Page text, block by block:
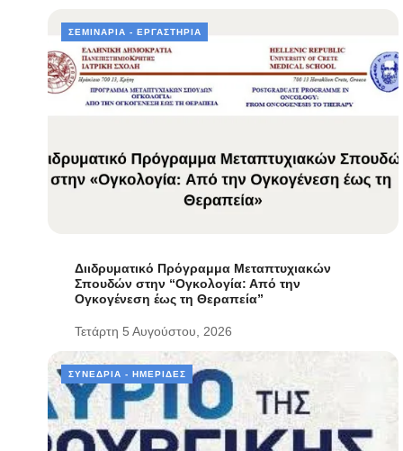
ΣΕΜΙΝΆΡΙΑ - ΕΡΓΑΣΤΉΡΙΑ
Διιδρυματικό Πρόγραμμα Μεταπτυχιακών
Σπουδών στην “Ογκολογία: Από την
Ογκογένεση έως τη Θεραπεία”
Τετάρτη 5 Αυγούστου, 2026
ΣΥΝΈΔΡΙΑ - ΗΜΕΡΊΔΕΣ